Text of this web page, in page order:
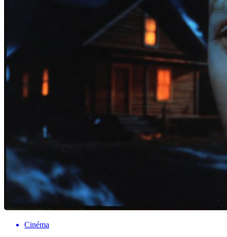
Cinéma